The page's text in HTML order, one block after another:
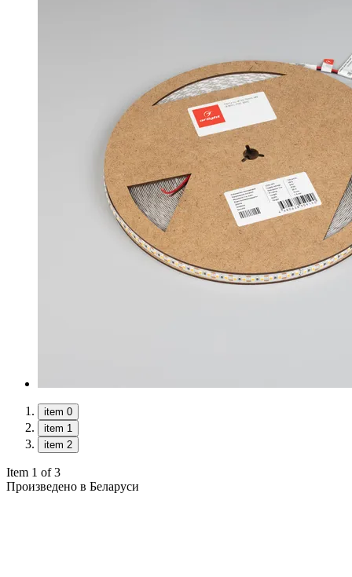
item 0
item 1
item 2
Item 1 of 3
Произведено в Беларуси